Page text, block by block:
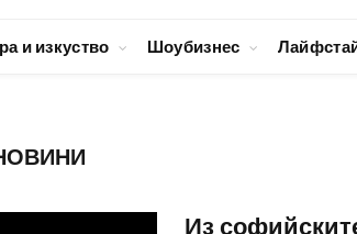
и изкуство Шоубизнес